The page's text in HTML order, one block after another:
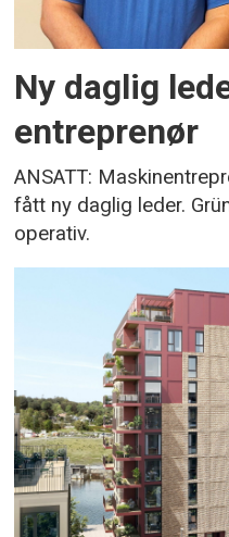
Ny daglig
entreprenør
ANSATT:
fått ny daglig leder.
operativ.